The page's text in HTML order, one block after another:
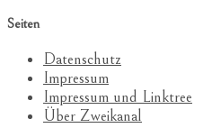
Seiten
Datenschutz
Impressum
Impressum und Linktree
Über Zweikanal